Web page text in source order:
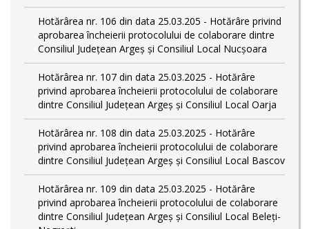
Hotărârea nr. 106 din data 25.03.205 - Hotărâre privind
aprobarea încheierii protocolului de colaborare dintre
Consiliul Județean Argeș și Consiliul Local Nucșoara
Hotărârea nr. 107 din data 25.03.2025 - Hotărâre
privind aprobarea încheierii protocolului de colaborare
dintre Consiliul Județean Argeș și Consiliul Local Oarja
Hotărârea nr. 108 din data 25.03.2025 - Hotărâre
privind aprobarea încheierii protocolului de colaborare
dintre Consiliul Județean Argeș și Consiliul Local Bascov
Hotărârea nr. 109 din data 25.03.2025 - Hotărâre
privind aprobarea încheierii protocolului de colaborare
dintre Consiliul Județean Argeș și Consiliul Local Beleți-